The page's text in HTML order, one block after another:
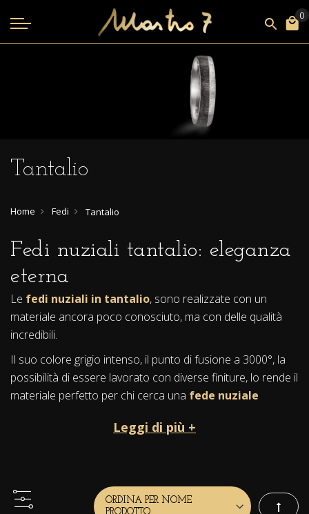
Tantalio
Home Fedi Tantalio
Fedi nuziali tantalio: eleganza
eterna
Le fedi nuziali in tantalio, sono realizzate con un
materiale ancora poco conosciuto, ma con delle qualità
incredibili.
Il suo colore grigio intenso, il punto di fusione a 3000°, la
possibilità di essere lavorato con diverse finiture, lo rende il
materiale perfetto per chi cerca una fede nuziale
esprimere i sentimenti più profondi.
Il Tantalio è uno degli ultimi metalli scoperti nel mondo, nel
1802.
Leggi di più +